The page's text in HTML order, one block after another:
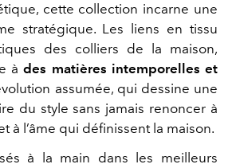
cette collection incarne une
stratégique. Les liens en tissu
des colliers de la maison,
àdes matières intemporelles et
assumée, qui dessine une
du style sans jamais renoncer à
à l’âme qui définissent la maison.
à la main dans les meilleurs